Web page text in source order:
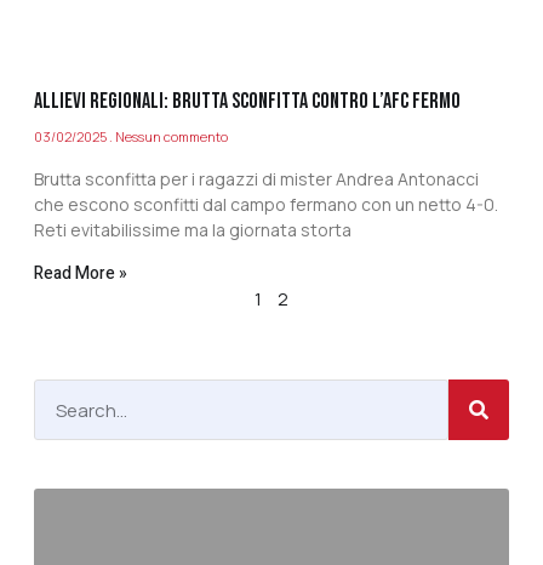
ALLIEVI REGIONALI: BRUTTA SCONFITTA CONTRO L’AFC FERMO
03/02/2025 Nessun commento
Brutta sconfitta per i ragazzi di mister Andrea Antonacci
che escono sconfitti dal campo fermano con un netto 4-0.
Reti evitabilissime ma la giornata storta
Read More »
1 2